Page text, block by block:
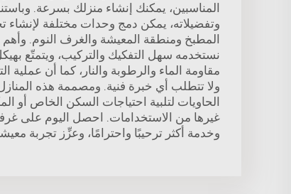
المناسبين، يمكنك إنشاء منزلك بسرعة.
وتفضيلاته، يمكن دمج وحدات مختلفة
المطبخ ومنطقة المعيشة والغرف النوم.
نستخدمه سهل التفكيك والتركيب، ويتمتّع
مقاومة الماء والرطوبة والنار، كما أن
ولا تتطلب أي خبرة فنية. ومصممة هذه
الحاويات لتلبية احتياجات السكن الخاص أو
غيرها من الاستخدامات. احصل اليوم على
وخدمة أكثر ترحيبًا واحترامًا، وعزِّز تجربة